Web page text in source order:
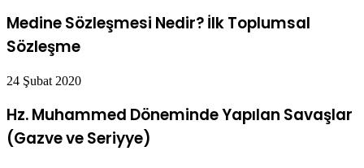
Medine Sözleşmesi Nedir? İlk Toplumsal
Sözleşme
24 Şubat 2020
Hz. Muhammed Döneminde Yapılan Savaşlar
(Gazve ve Seriyye)